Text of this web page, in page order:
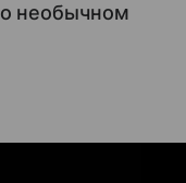
о необычном